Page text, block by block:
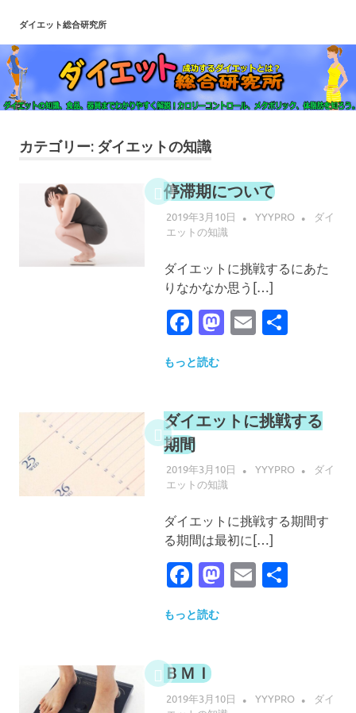
テ
ン
へ
ダイエット総合研究所
カテゴリー: ダイエットの知識
停滞期について
2019年3月10日 YYYPRO
ダイ
エットの知識
ダイエットに挑戦するにあた
りなかなか思う[…]
Facebook
Mastodon
Email
共
もっと読む
ダイエットに挑戦する
期間
2019年3月10日 YYYPRO
ダイ
エットの知識
ダイエットに挑戦する期間す
る期間は最初に[…]
Facebook
Mastodon
Email
共
もっと読む
ＢＭＩ
2019年3月10日 YYYPRO
ダイ